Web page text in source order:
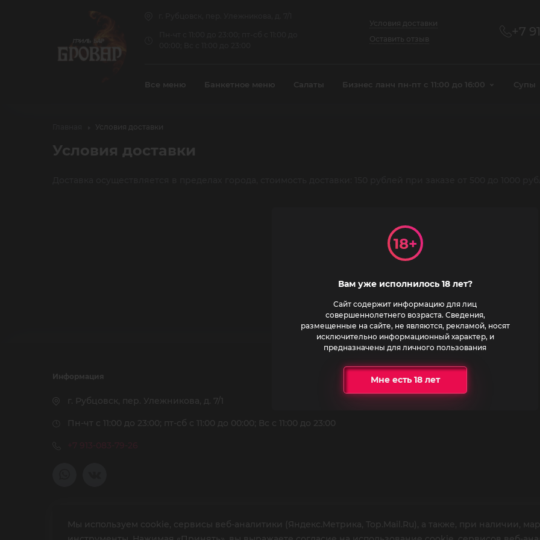
Условия доставки
Оставить отзыв
+7
Все меню Банкетное меню Салаты Бизнес ланч пн-пт с 11:00 до 16:00
11:00 до 16:00
Супы
Условия доставки
Условия доставки
Информация
г. Рубцовск, пер. Улежникова, д. 7/1
Пн-чт с 11:00 до 23:00; пт-сб с 11:00 до 00:00; Вс с 11:00 до 23:00
+7 913-083-79-26
Мы на карте
Мы используем cookie, сервисы веб-аналитики (Яндекс.Метрика, Top.Mail.Ru), а также, при наличии,
Вам уже исполнилось 18 лет?
Сайт содержит информацию для лиц
совершеннолетнего возраста. Сведения,
размещенные на сайте, не являются, рекламой, носят
исключительно информационный характер, и
предназначены для личного пользования
Мне есть 18 лет